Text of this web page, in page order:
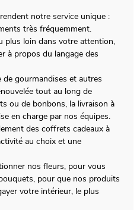
notre service unique :
très fréquemment.
plus loin dans votre attention,
à propos du langage des
gourmandises et autres
tout au long de
ou de bonbons, la livraison à
en charge par nos équipes.
des coffrets cadeaux à
au choix et une
nos fleurs, pour vous
pour que nos produits
votre intérieur, le plus